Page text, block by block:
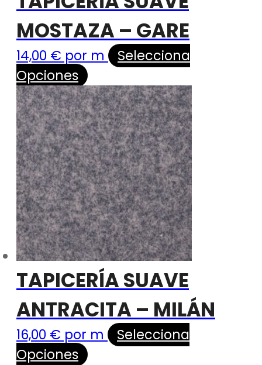
MOSTAZA – GARE
14,00 € por m
Selecciona
Opciones
TAPICERÍA SUAVE
ANTRACITA – MILÁN
16,00 € por m
Selecciona
Opciones